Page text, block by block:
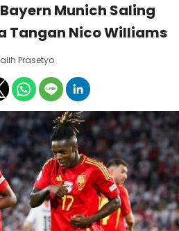
Munich Saling
Tangan Nico Williams
Prasetyo